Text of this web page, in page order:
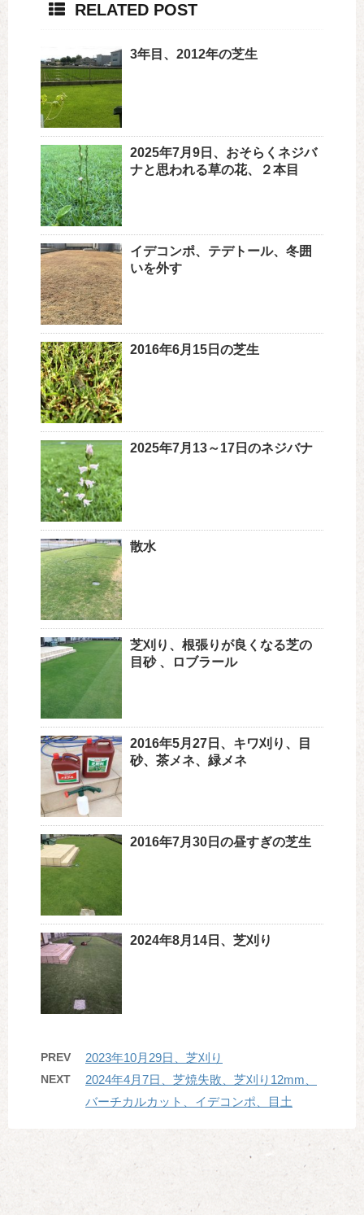
RELATED POST
3年目、2012年の芝生
2025年7月9日、おそらくネジバ
ナと思われる草の花、２本目
イデコンポ、テデトール、冬囲
いを外す
2016年6月15日の芝生
2025年7月13～17日のネジバナ
散水
芝刈り、根張りが良くなる芝の
目砂 、ロブラール
2016年5月27日、キワ刈り、目
砂、茶メネ、緑メネ
2016年7月30日の昼すぎの芝生
2024年8月14日、芝刈り
PREV 2023年10月29日、芝刈り
NEXT
2024年4月7日、芝焼失敗、芝刈り12mm、
バーチカルカット、イデコンポ、目土